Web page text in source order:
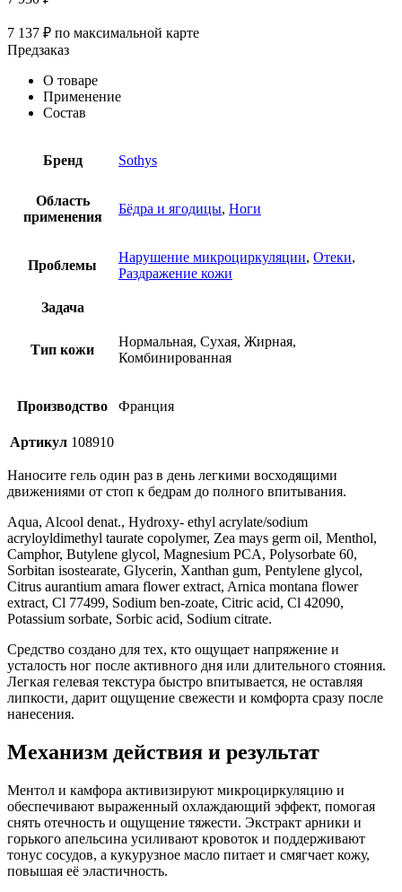
7 137 ₽ по максимальной карте
Предзаказ
О товаре
Применение
Состав
Бренд Sothys
Область
применения
Бёдра и ягодицы, Ноги
Проблемы
Нарушение микроциркуляции, Отеки,
Раздражение кожи
Задача
Тип кожи
Нормальная, Сухая, Жирная,
Комбинированная
Производство Франция
Артикул 108910
Наносите гель один раз в день легкими восходящими
движениями от стоп к бедрам до полного впитывания.
Aqua, Alcool denat., Hydroxy- ethyl acrylate/sodium
acryloyldimethyl taurate copolymer, Zea mays germ oil, Menthol,
Camphor, Butylene glycol, Magnesium PCA, Polysorbate 60,
Sorbitan isostearate, Glycerin, Xanthan gum, Pentylene glycol,
Citrus aurantium amara flower extract, Arnica montana flower
extract, Cl 77499, Sodium ben-zoate, Citric acid, Cl 42090,
Potassium sorbate, Sorbic acid, Sodium citrate.
Средство создано для тех, кто ощущает напряжение и
усталость ног после активного дня или длительного стояния.
Легкая гелевая текстура быстро впитывается, не оставляя
липкости, дарит ощущение свежести и комфорта сразу после
нанесения.
Механизм действия и результат
Ментол и камфора активизируют микроциркуляцию и
обеспечивают выраженный охлаждающий эффект, помогая
снять отечность и ощущение тяжести. Экстракт арники и
горького апельсина усиливают кровоток и поддерживают
тонус сосудов, а кукурузное масло питает и смягчает кожу,
повышая её эластичность.